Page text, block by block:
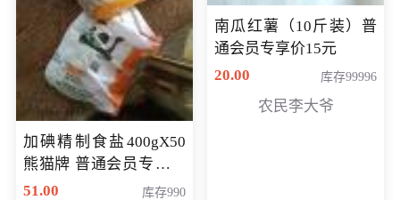
加碘精制食盐400gX50
熊猫牌 普通会员专享价
格50元
51.00 库存990
南瓜红薯（10斤装）普
通会员专享价15元
20.00
库存99996
农民李大爷